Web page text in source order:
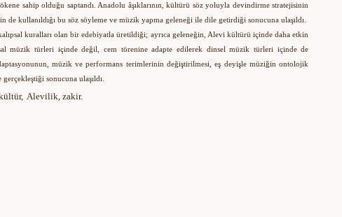
sahip olduğu saptandı. Anadolu âşıklarının, kültürü söz yoluyla devindirme stratejisinin
kullanıldığı bu söz söyleme ve müzik yapma geleneği ile dile getirdiği sonucuna ulaşıldı.
kuralları olan bir edebiyatla üretildiği; ayrıca geleneğin, Alevi kültürü içinde daha etkin
müzik türleri içinde değil, cem törenine adapte edilerek dinsel müzik türleri içinde de
müzik ve performans terimlerinin değiştirilmesi, eş deyişle müziğin ontolojik
sonucuna ulaşıldı.
Alevilik, zakir.